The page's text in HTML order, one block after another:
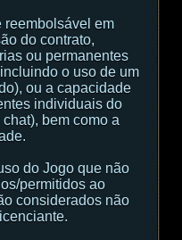
reembolsável em
do contrato,
ou permanentes
o uso de um
ou a capacidade
individuais do
bem como a
do Jogo que não
permitidos ao
considerados não